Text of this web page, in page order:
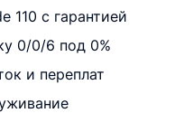
110 с гарантией
0/0/6 под 0%
и переплат